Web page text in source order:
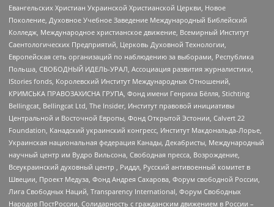
Евангельских Христиан Украинской Христианской Церкви, Новое
Поколение, Духовное Учебное Заведение Международный Библейский
Колледж, Международное христианское движение, Всемирный Институт
Саентологических Предприятий, Церковь Духовной Технологии,
Европейская сеть организаций по наблюдению за выборами, Республика
Польша, СВОБОДНЫЙ ИДЕЛЬ-УРАЛ, Ассоциация развития журналистики,
IStories fonds, Королевский Институт Международных Отношений,
КРИМСЬКА ПРАВОЗАХИСНА ГРУПА, Фонд имени Генриха Бёлля, Stichting
Bellingcat, Bellingcat Ltd, The Insider, Институт правовой инициативы
Центральной и Восточной Европы, Фонд Открытой Эстонии, Calvert 22
Foundation, Канадский украинский конгресс, Институт Макдональда-Лорье,
Украинская национальная федерация Канады, Декабристы, Международный
научный центр им Вудро Вильсона, Свободная пресса, Возрождение,
Всеукраинский духовный центр , Риддл, Русский антивоенный комитет в
Швеции, Проект Медуза, Фонд Андрея Сахарова, Форум свободной России,
Лига Свободных Наций, Transparеncy International, Форум Свободных
Народов ПостРоссии, Солидарность с гражданским движением в России –